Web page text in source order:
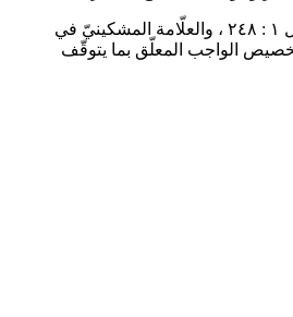
ومن هنا يظهر أنّ كلام المصنّف : «ثمّ لا وجه لتخصيص المعلّق ...» ليس تعريضا بصاحب الفصول كما توهّمه بعض المحشّين على الكفاية ـ كالسيّد الحكيم في حقائق الاصول ١ : ٢٤٨ ، والعلّامة المشكينيّ في
الواجب المعلّق بما يتوقّف